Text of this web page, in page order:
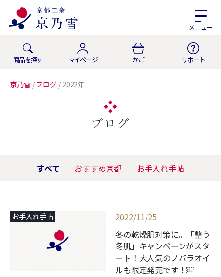
メニュー
商品を探す マイページ かご サポート
京乃雪 / ブログ / 2022年
ブログ
すべて おすすめ京都 お手入れ手帖
お手入れ手帖
2022/11/25
冬の乾燥肌対策に。「整う
冬肌」キャンペーンがスタ
ート！大人気のノバラオイ
ルも限定発売です！￼